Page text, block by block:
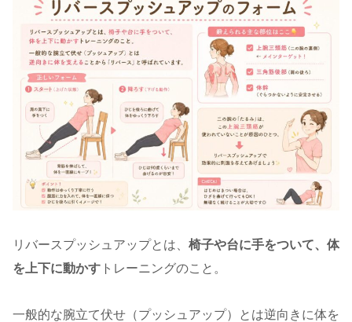
リバースプッシュアップとは、 椅子や台に手をついて、体
を上下に動かす トレーニングのこと。
一般的な腕立て伏せ（プッシュアップ）とは逆向きに体を